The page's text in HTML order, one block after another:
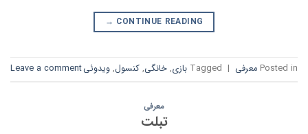
CONTINUE READING
→
Posted in معرفی |
Tagged بازی, خانگی, کنسول, ویدوئیLeave a comment
معرفی
تبلت